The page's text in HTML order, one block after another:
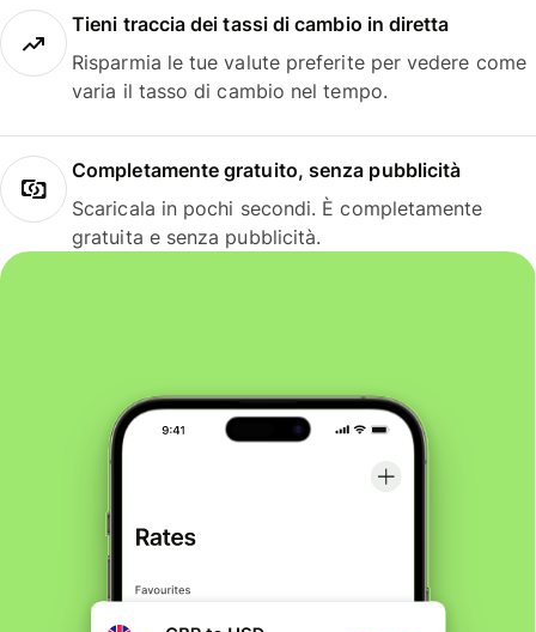
Tieni traccia dei tassi di cambio in diretta
Risparmia le tue valute preferite per vedere come
varia il tasso di cambio nel tempo.
Completamente gratuito, senza pubblicità
Scaricala in pochi secondi. È completamente
gratuita e senza pubblicità.